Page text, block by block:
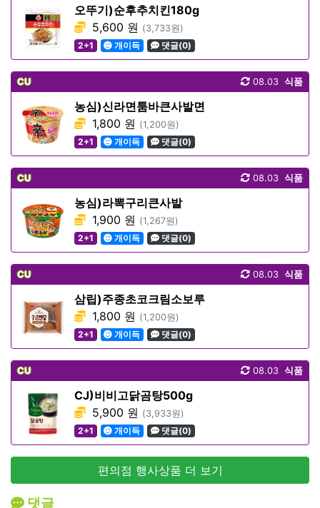
오뚜기)순후추치킨180g
5,600 원 (3,733원)
2+1
개이득 댓글(0)
CU 식품
08.03
농심)신라면툼바큰사발면
1,800 원 (1,200원)
2+1
개이득 댓글(0)
CU 식품
08.03
농심)라뽁구리큰사발
1,900 원 (1,267원)
2+1
개이득 댓글(0)
CU 식품
08.03
삼립)주종초코크림소보루
1,800 원 (1,200원)
2+1
개이득 댓글(0)
CU 식품
08.03
CJ)비비고닭곰탕500g
5,900 원 (3,933원)
2+1
개이득 댓글(0)
편의점 행사상품 더 보기
댓글